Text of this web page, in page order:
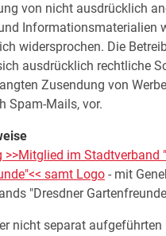
von nicht ausdrücklich
Informationsmaterialien
widersprochen. Die
ausdrücklich rechtliche
Zusendung von
Spam-Mails, vor.
>>Mitglied im Stadtverband
samt Logo - mit
"Dresdner
nicht separat aufgeführten